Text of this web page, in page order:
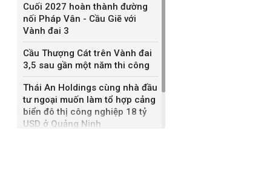
Cuối 2027 hoàn thành đường
nối Pháp Vân - Cầu Giẽ với
Vành đai 3
Cầu Thượng Cát trên Vành đai
3,5 sau gần một năm thi công
Thái An Holdings cùng nhà đầu
tư ngoại muốn làm tổ hợp cảng
biển đô thị công nghiệp 18 tỷ
USD ở Quảng Ninh